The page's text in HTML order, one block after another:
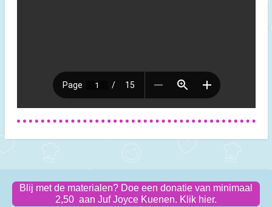
Blij met de materialen? Doe een donatie van minimaal
2,50 aan Juf Joyce Kuenen. Klik hier.